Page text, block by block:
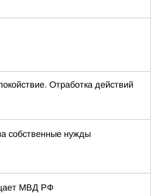
Отработка действий
собственные нужды
МВД РФ